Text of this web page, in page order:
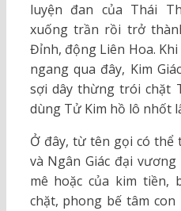
luyện đan của Thái
xuống trần rồi trở
Đỉnh, động Liên Hoa.
ngang qua đây, Kim
sợi dây thừng trói chặt
dùng Tử Kim hồ lô nhốt
Ở đây, từ tên gọi có thể
và Ngân Giác đại
mê hoặc của kim
chặt, phong bế tâm